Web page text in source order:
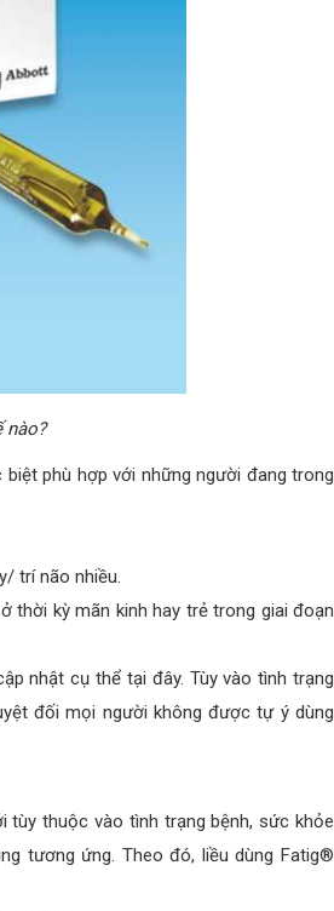
nào?
phù hợp với những người đang trong
trí não nhiều.
thời kỳ mãn kinh hay trẻ trong giai đoạn
nhật cụ thể tại đây. Tùy vào tình trạng
đối mọi người không được tự ý dùng
tùy thuộc vào tình trạng bệnh, sức khỏe
tương ứng. Theo đó, liều dùng Fatig®